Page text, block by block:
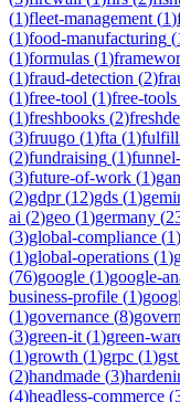
(1)fleet-management (1)
(1)food-manufacturing (
(1)formulas (1)
(1)fraud-detection (2)
(1)free-tool (1)free-tools
(1)freshbooks (2)
(3)fruugo (1)fta (1)
(2)fundraising (1)
(3)future-of-work (1)
(2)gdpr(12)gds (1)
ai (2)geo (1)germany (
(3)global-compliance (1)
(1)global-operations (1)
(76)google (1)google-
business-profile (1)
(1)governance (8)
(3)green-it (1)green-
(1)growth (1)grpc (1)gst
(2)handmade (3)
(4)headless-commerce (